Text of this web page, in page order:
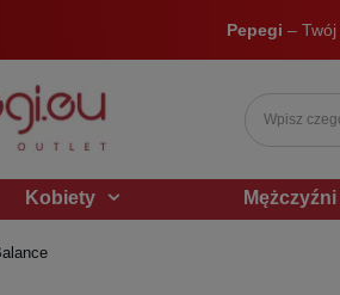
Pepegi –
Kobiety Mężczyźni